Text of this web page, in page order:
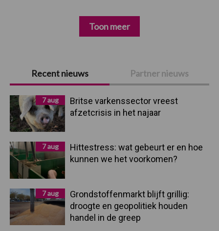
Primaire
Sidebar
Recent nieuws Partner nieuws
7 aug
Britse varkenssector vreest
afzetcrisis in het najaar
7 aug
Hittestress: wat gebeurt er en hoe
kunnen we het voorkomen?
7 aug
Grondstoffenmarkt blijft grillig:
droogte en geopolitiek houden
handel in de greep
Toon meer